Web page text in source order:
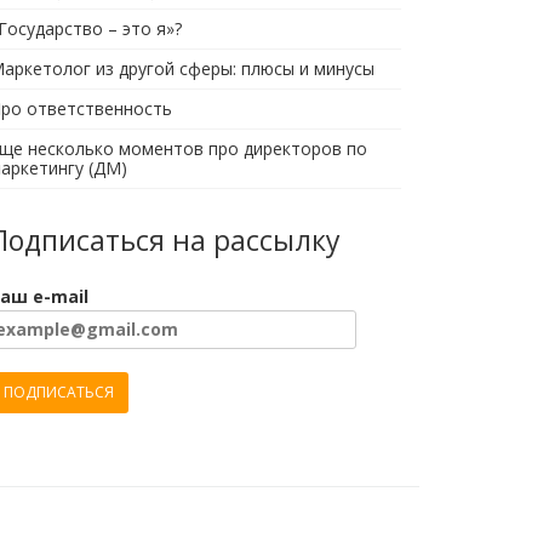
– это я»?
из другой сферы: плюсы и минусы
ответственность
несколько моментов про директоров по
(ДМ)
на рассылку
e-mail